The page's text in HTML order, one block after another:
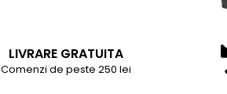
LIVRARE GRATUITA
Comenzi de peste 250 lei